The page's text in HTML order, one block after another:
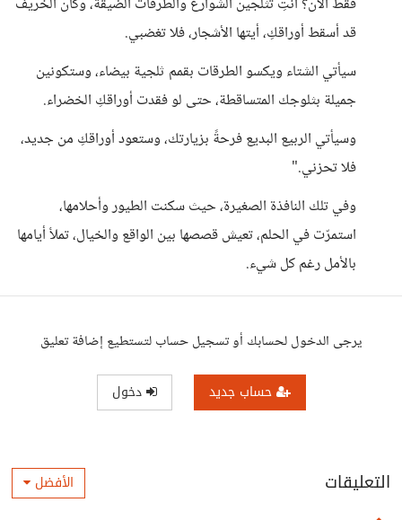
قد أسقط أوراقكِ، أيتها الأشجار، فلا تغضبي.
سيأتي الشتاء ويكسو الطرقات بقمم ثلجية بيضاء، وستكونين
جميلة بثلوجك المتساقطة، حتى لو فقدت أوراقكِ الخضراء.
وسيأتي الربيع البديع فرحةً بزيارتك، وستعود أوراقكِ من جديد،
فلا تحزني."
وفي تلك النافذة الصغيرة، حيث سكنت الطيور وأحلامها،
استمرّت في الحلم، تعيش قصصها بين الواقع والخيال، تملأ أيامها
بالأمل رغم كل شيء.
يرجى الدخول لحسابك أو تسجيل حساب لتستطيع إضافة تعليق
حساب جديد دخول
التعليقات الأفضل